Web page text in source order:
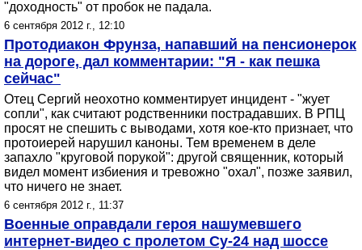
"доходность" от пробок не падала.
6 сентября 2012 г., 12:10
Протодиакон Фрунза, напавший на пенсионерок
на дороге, дал комментарии: "Я - как пешка
сейчас"
Отец Сергий неохотно комментирует инцидент - "жует
сопли", как считают родственники пострадавших. В РПЦ
просят не спешить с выводами, хотя кое-кто признает, что
протоиерей нарушил каноны. Тем временем в деле
запахло "круговой порукой": другой священник, который
видел момент избиения и тревожно "охал", позже заявил,
что ничего не знает.
6 сентября 2012 г., 11:37
Военные оправдали героя нашумевшего
интернет-видео с пролетом Су-24 над шоссе